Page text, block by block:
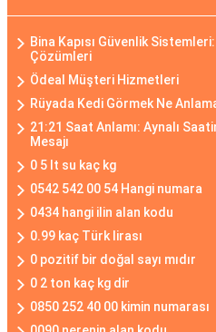
Bina Kapısı Güvenlik
Çözümleri
Ödeal Müşteri Hizmetleri
Rüyada Kedi Görmek Ne
21:21 Saat Anlamı: Aynalı
Mesajı
0 5 lt su kaç kg
0542 542 00 54 Hangi numara
0434 hangi ilin alan kodu
0.99 kaç Türk lirası
0 pozitif bir doğal sayı mıdır
0 2 ton kaç kg dir
0850 252 40 00 kimin numarası